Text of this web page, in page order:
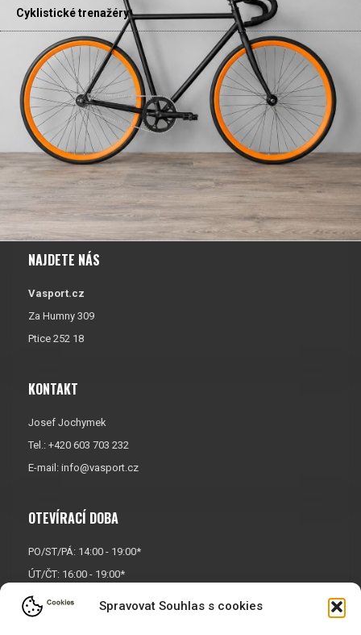
Spravovat Souhlas s cookies
Cyklistické trenažéry
NAJDETE NÁS
Vasport.cz
Za Humny 309
Ptice 252 18
KONTAKT
Josef Jochymek
Tel.: +420 603 703 232
E-mail: info@vasport.cz
OTEVÍRACÍ DOBA
PO/ST/PÁ: 14:00 - 19:00*
ÚT/ČT: 16:00 - 19:00*
Sobota: 9:00 - 17:00*
Neděle: